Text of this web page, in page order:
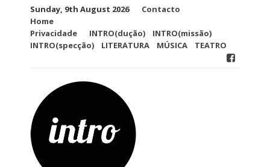
Sunday, 9th August 2026
Contacto
Home
Privacidade
INTRO(dução)
INTRO(missão)
INTRO(specção)
LITERATURA MÚSICA TEATRO